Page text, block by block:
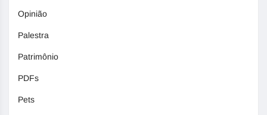
Opinião
Palestra
Patrimônio
PDFs
Pets